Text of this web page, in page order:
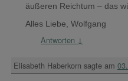
äußeren Reichtum – das
Alles Liebe, Wolfgang
Antworten ↓
Elisabeth Haberkorn sagte am